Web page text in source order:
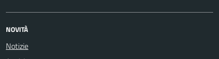
NOVITÀ
Notizie